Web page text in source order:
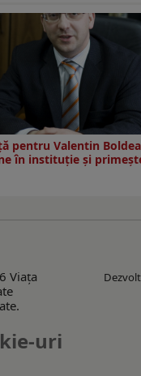
pentru Valentin
în instituție și
Viaţa
uri